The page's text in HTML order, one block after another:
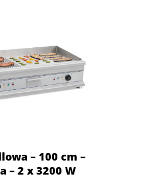
– 100 cm –
– 2 x 3200 W